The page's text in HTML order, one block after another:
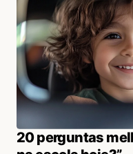
20 perguntas